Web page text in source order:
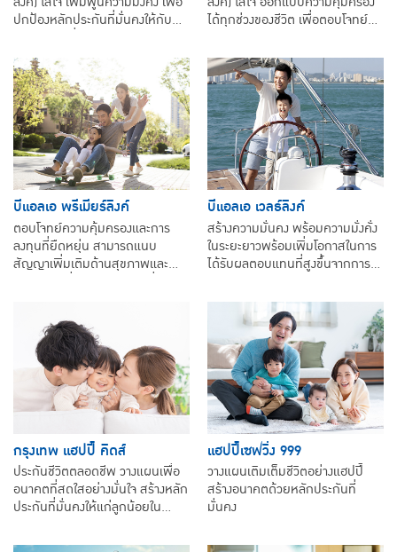
ปกป้องหลักประกันที่มั่นคงให้กับ
ได้ทุกช่วงของชีวิต เพื่อตอบโจทย์ทุก
บีแอลเอ พรีเมียร์ลิงค์
ตอบโจทย์ความคุ้มครองและการ
ลงทุนที่ยืดหยุ่น สามารถแนบ
สัญญาเพิ่มเติมด้านสุขภาพและ
บีแอลเอ เวลธ์ลิงค์
สร้างความมั่นคง พร้อมความมั่งคั่ง
ในระยะยาวพร้อมเพิ่มโอกาสในการ
ได้รับผลตอบแทนที่สูงขึ้นจากการ
กรุงเทพ แฮปปี้ คิดส์
ประกันชีวิตตลอดชีพ วางแผนเพื่อ
อนาคตที่สดใสอย่างมั่นใจ สร้างหลัก
ประกันที่มั่นคงให้แก่ลูกน้อยใน
แฮปปี้เซฟวิ่ง 999
วางแผนเติมเต็มชีวิตอย่างแฮปปี้
สร้างอนาคตด้วยหลักประกันที่
มั่นคง